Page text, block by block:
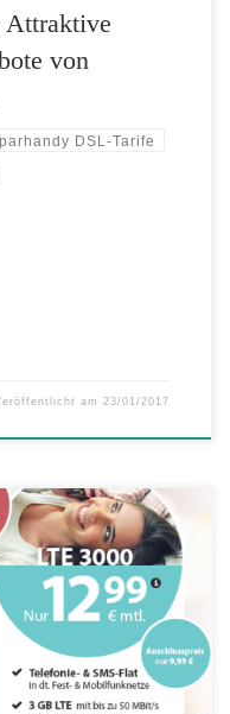
Attraktive
von
DSL-Tarife
am23/01/2017
Telefonie- und SMS-Flat
mit Telefonie-Flat und 1
PremiumSIM-Manier
mit
Kombi! Ab sofort